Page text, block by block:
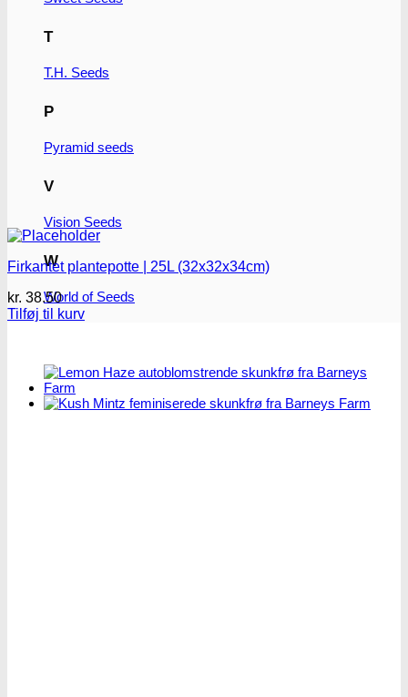
T
T.H. Seeds
P
Pyramid seeds
V
Vision Seeds
W
World of Seeds
Firkantet plantepotte | 25L (32x32x34cm)
kr. 38.50
Tilføj til kurv